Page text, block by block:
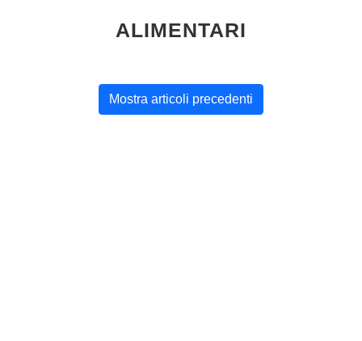
ALIMENTARI
Mostra articoli precedenti